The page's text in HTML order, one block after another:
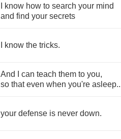
know how to search your mind
and find your secrets
know the tricks.
And can teach them to you,
so that even when you're asleep
your defense is never down.